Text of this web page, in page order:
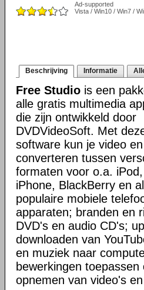
Ad-supported
Vista / Win10 / Win7 /
Beschrijving Informatie
Free Studio is een
alle gratis multimedia
die zijn ontwikkeld door
DVDVideoSoft. Met
software kun je video
converteren tussen
formaten voor o.a. iPod,
iPhone, BlackBerry en
populaire mobiele
apparaten; branden en
DVD's en audio CD's;
downloaden van
en muziek naar
bewerkingen
opnemen van video's